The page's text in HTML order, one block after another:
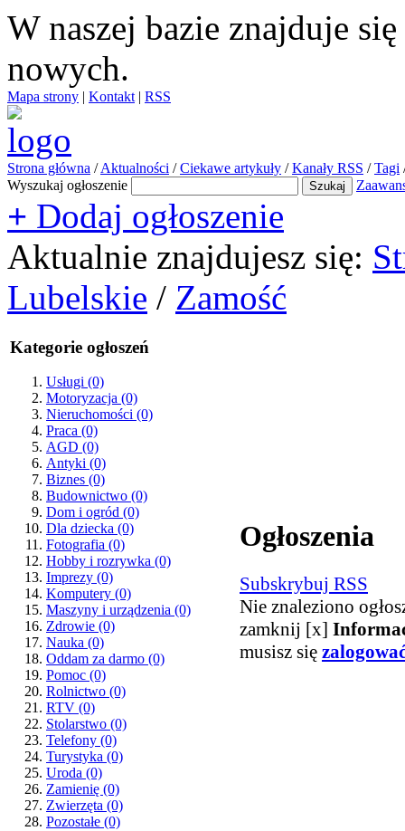
W naszej bazie znajduje się
nowych.
Mapa strony | Kontakt | RSS
Strona główna / Aktualności / Ciekawe artykuły / Kanały RSS / Tagi
Wyszukaj ogłoszenie
+ Dodaj ogłoszenie
Aktualnie znajdujesz się:
Lubelskie / Zamość
Kategorie ogłoszeń
Usługi (0)
Motoryzacja (0)
Nieruchomości (0)
Praca (0)
AGD (0)
Antyki (0)
Biznes (0)
Budownictwo (0)
Dom i ogród (0)
Dla dziecka (0)
Fotografia (0)
Hobby i rozrywka (0)
Imprezy (0)
Komputery (0)
Maszyny i urządzenia (0)
Zdrowie (0)
Nauka (0)
Oddam za darmo (0)
Pomoc (0)
Rolnictwo (0)
RTV (0)
Stolarstwo (0)
Telefony (0)
Turystyka (0)
Uroda (0)
Zamienię (0)
Zwierzęta (0)
Pozostałe (0)
Ogłoszenia
Subskrybuj RSS
Nie znaleziono
zamknij [x]
musisz się